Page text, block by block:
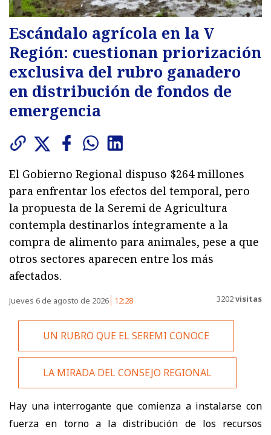
Escándalo agrícola en la V
Región: cuestionan priorización
exclusiva del rubro ganadero
en distribución de fondos de
emergencia
El Gobierno Regional dispuso $264 millones
para enfrentar los efectos del temporal, pero
la propuesta de la Seremi de Agricultura
contempla destinarlos íntegramente a la
compra de alimento para animales, pese a que
otros sectores aparecen entre los más
afectados.
Jueves 6 de agosto de 2026 12:28 3202visitas
UN RUBRO QUE EL SEREMI CONOCE
LA MIRADA DEL CONSEJO REGIONAL
Hay una interrogante que comienza a instalarse con
fuerza en torno a la distribución de los recursos